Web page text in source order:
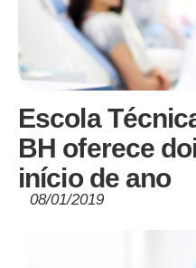
Escola
BH oferece
início de ano
08/01/2019